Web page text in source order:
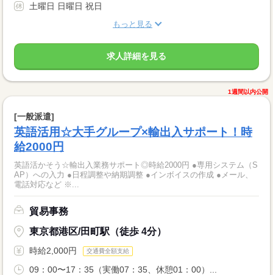
土曜日 日曜日 祝日
もっと見る
求人詳細を見る
1週間以内公開
[一般派遣]
英語活用☆大手グループ×輸出入サポート！時
給2000円
英語活かそう☆輸出入業務サポート◎時給2000円 ●専用システム（S
AP）への入力 ●日程調整や納期調整 ●インボイスの作成 ●メール、
電話対応など ※...
貿易事務
東京都港区/田町駅（徒歩 4分）
時給2,000円 交通費全額支給
09：00〜17：35（実働07：35、休憩01：00）...